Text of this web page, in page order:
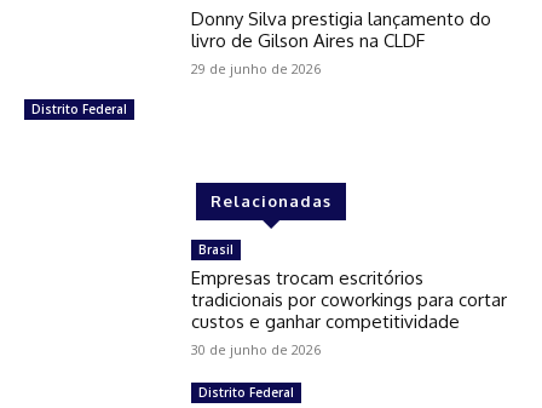
Distrito Federal
Donny Silva prestigia lançamento do
livro de Gilson Aires na CLDF
29 de junho de 2026
Relacionadas
Brasil
Empresas trocam escritórios
tradicionais por coworkings para cortar
custos e ganhar competitividade
30 de junho de 2026
Distrito Federal